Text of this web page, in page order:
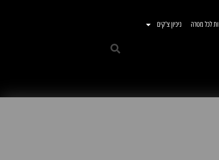
לכל מטרה ניכיון צ'קים